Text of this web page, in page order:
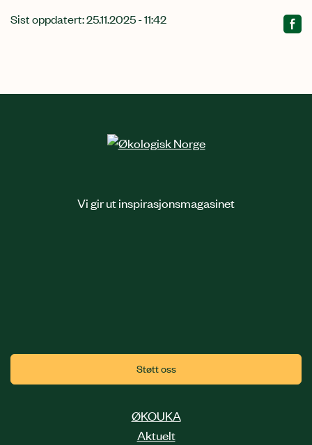
Sist oppdatert: 25.11.2025 - 11:42
Vi gir ut inspirasjonsmagasinet
Støtt oss
ØKOUKA
Aktuelt